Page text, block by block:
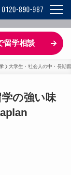
留学相談
大学生・社会人の中・長期
の強い味